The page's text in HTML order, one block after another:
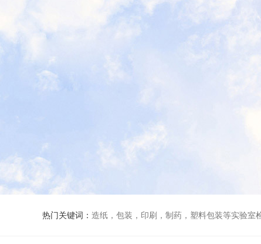
热门关键词： 造纸，包装，印刷，制药，塑料包装等实验室